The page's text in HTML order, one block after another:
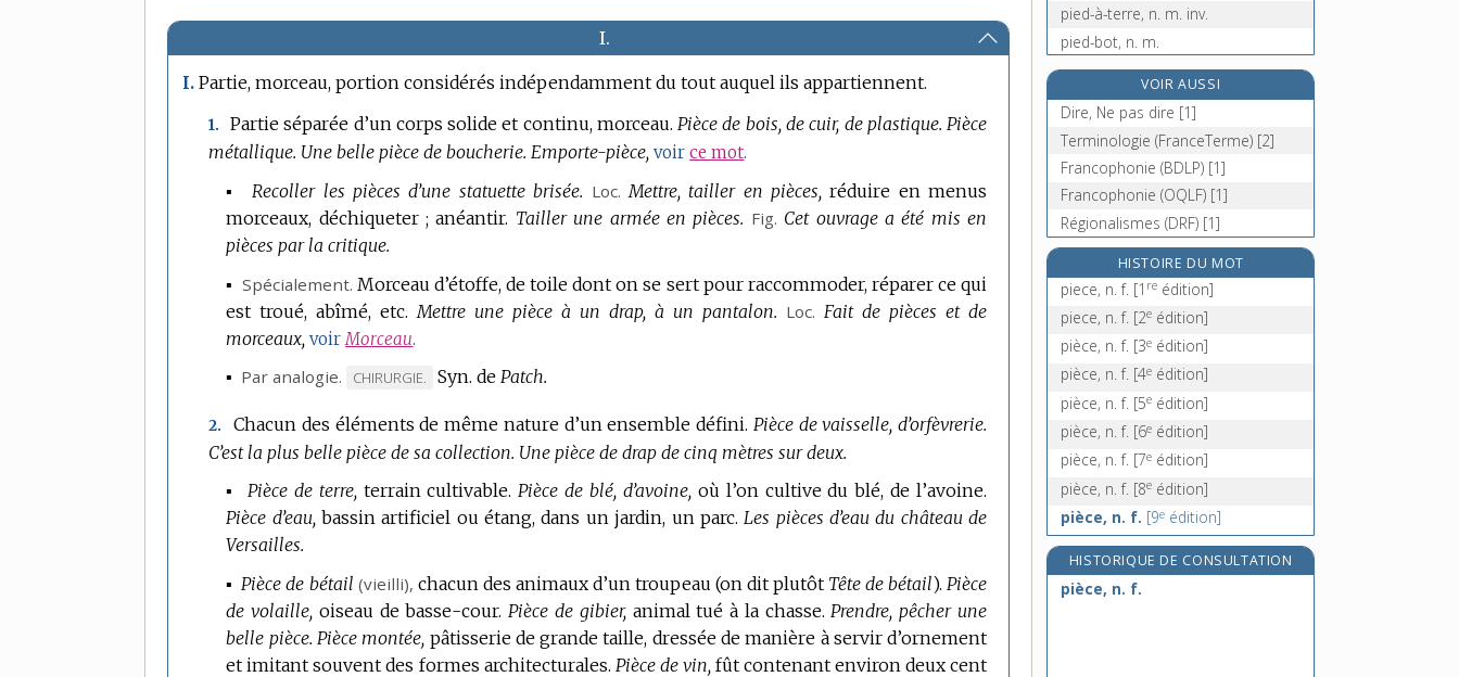
I.
I. Partie, morceau, portion considérés indépendamment du tout auquel ils appartiennent.
1. Partie séparée d’un corps solide et continu, morceau. Pièce de bois, de cuir, de plastique. Pièce
métallique. Une belle pièce de boucherie. Emporte-pièce, voirce mot.
▪ Recoller les pièces d’une statuette brisée. Loc. Mettre, tailler en pièces, réduire en menus
morceaux, déchiqueter ; anéantir. Tailler une armée en pièces. Fig. Cet ouvrage a été mis en
pièces par la critique.
▪ Spécialement. Morceau d’étoffe, de toile dont on se sert pour raccommoder, réparer ce qui
est troué, abîmé, etc. Mettre une pièce à un drap, à un pantalon. Loc. Fait de pièces et de
morceaux, voir Morceau.
▪ Par analogie.
MARQUE
DOMAINE
:
CHIRURGIE. Syn. dePatch.
2. Chacun des éléments de même nature d’un ensemble défini. Pièce de vaisselle, d’orfèvrerie.
C’est la plus belle pièce de sa collection. Une pièce de drap de cinq mètres sur deux.
▪ Pièce de terre, terrain cultivable. Pièce de blé, d’avoine, où l’on cultive du blé, de l’avoine.
Pièce d’eau, bassin artificiel ou étang, dans un jardin, un parc. Les pièces d’eau du château de
Versailles.
▪ Pièce de bétail (vieilli), chacun des animaux d’un troupeau (on dit plutôt Tête de bétail). Pièce
de volaille, oiseau de basse-cour. Pièce de gibier, animal tué à la chasse. Prendre, pêcher une
belle pièce. Pièce montée, pâtisserie de grande taille, dressée de manière à servir d’ornement
et imitant souvent des formes architecturales. Pièce de vin, fût contenant environ deux cent
pied-à-terre, n. m. inv.
pied-bot, n. m.
pied-d'alouette, n. m.
pied-de-biche, n. m.
pied-de-cheval, n. m.
pied-de-chèvre, n. m.
pied-de-coq, n. m.
VOIR AUSSI
Dire, Ne pas dire [1]
Terminologie (FranceTerme) [2]
Francophonie (BDLP) [1]
Francophonie (OQLF) [1]
Régionalismes (DRF) [1]
HISTOIRE DU MOT
piece, n. f. [1 re édition]
piece, n. f. [2e édition]
pièce, n. f. [3e édition]
pièce, n. f. [4e édition]
pièce, n. f. [5e édition]
pièce, n. f. [6e édition]
pièce, n. f. [7e édition]
pièce, n. f. [8e édition]
pièce, n. f. [9e édition]
HISTORIQUE DE CONSULTATION
pièce, n. f.